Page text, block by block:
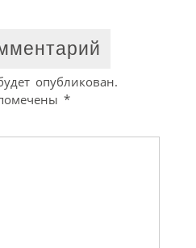
опубликован.
*